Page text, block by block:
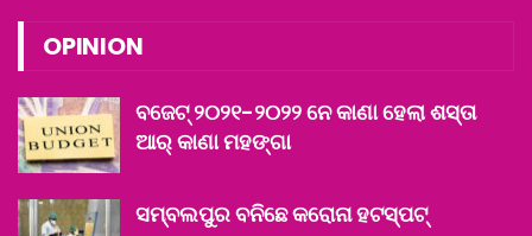
OPINION
ବଜେଟ୍ ୨୦୨୧-୨୦୨୨ ନେ କାଣା ହେଲା ଶସ୍ତା
ଆର୍ କାଣା ମହଙ୍ଗା
ସମ୍ବଲପୁର ବନିଛେ କରୋନା ହଟସ୍ପଟ୍‌